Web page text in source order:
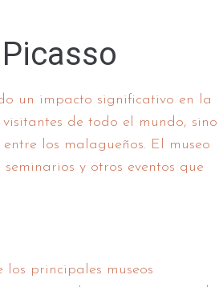
un impacto significativo en la
de todo el mundo, sino
los malagueños. El museo
y otros eventos que
principales museos